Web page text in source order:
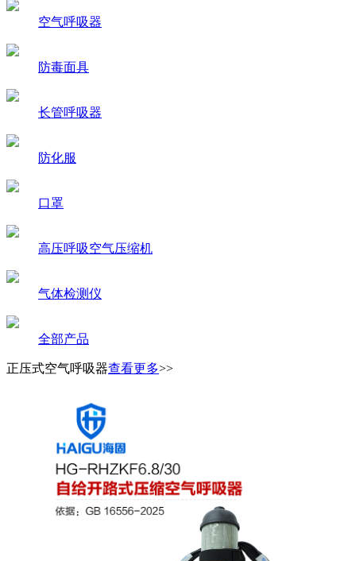
空气呼吸器
防毒面具
长管呼吸器
防化服
口罩
高压呼吸空气压缩机
气体检测仪
全部产品
正压式空气呼吸器查看更多>>